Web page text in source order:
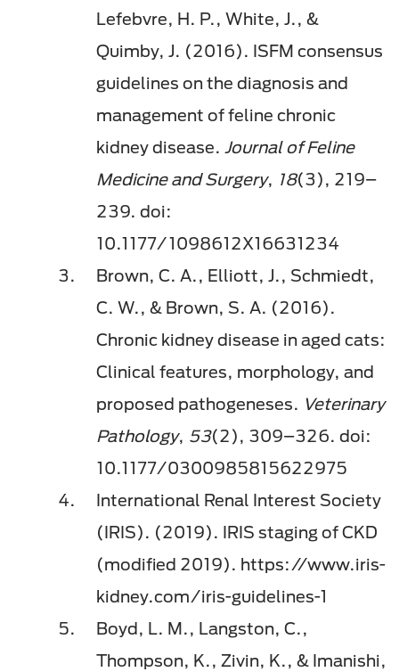
Lefebvre, H. P., White, J., &
Quimby, J. (2016). ISFM consensus
guidelines on the diagnosis and
management of feline chronic
kidney disease. Journal of Feline
Medicine and Surgery, 18(3), 219–
239. doi:
10.1177/1098612X16631234
Brown, C. A., Elliott, J., Schmiedt,
C. W., & Brown, S. A. (2016).
Chronic kidney disease in aged cats:
Clinical features, morphology, and
proposed pathogeneses. Veterinary
Pathology, 53(2), 309–326. doi:
10.1177/0300985815622975
International Renal Interest Society
(IRIS). (2019). IRIS staging of CKD
(modified 2019). https://www.iris-
kidney.com/iris-guidelines-1
Boyd, L. M., Langston, C.,
Thompson, K., Zivin, K., & Imanishi,